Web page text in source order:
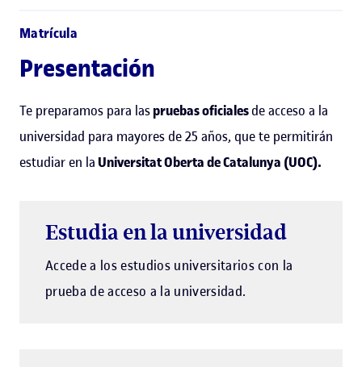
Matrícula
Presentación
Te preparamos para laspruebas oficialesde acceso a la
universidad para mayores de 25 años, que te permitirán
estudiar en la Universitat Oberta de Catalunya (UOC).
Estudia en la universidad
Accede a los estudios universitarios con la
prueba de acceso a la universidad.